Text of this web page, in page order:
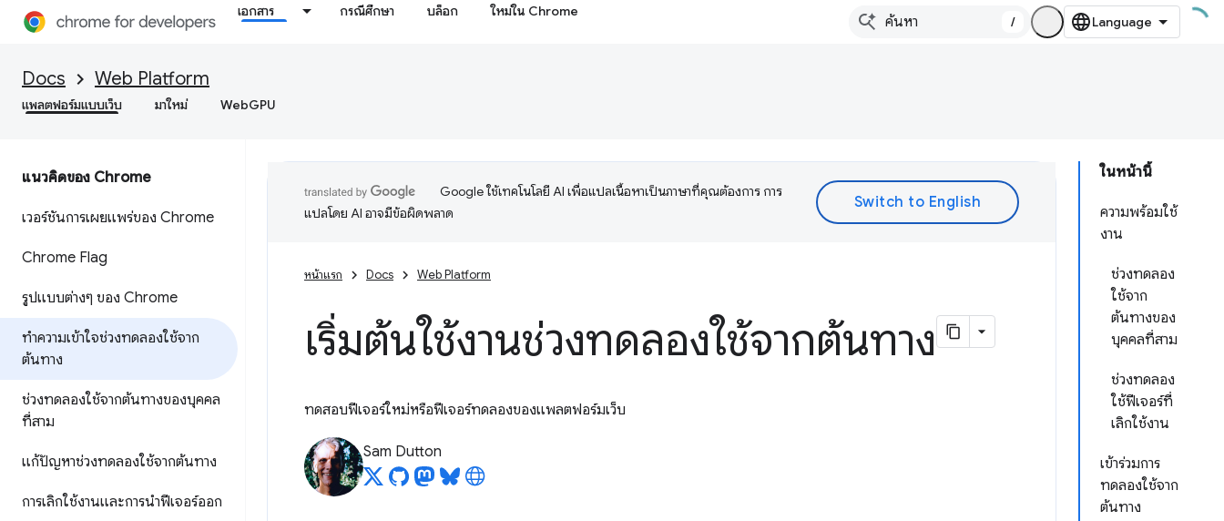
เอกสาร กรณีศึกษา บล็อก ใหม่ใน Chrome
/
Docs Web Platform
แพลตฟอร์มแบบเว็บ มาใหม่ WebGPU
แนวคิดของ Chrome
เวอร์ชันการเผยแพร่ของ Chrome
Chrome Flag
รูปแบบต่างๆ ของ Chrome
ทําความเข้าใจช่วงทดลองใช้จาก
ต้นทาง
ช่วงทดลองใช้จากต้นทางของบุคคล
ที่สาม
แก้ปัญหาช่วงทดลองใช้จากต้นทาง
การเลิกใช้งานและการนำฟีเจอร์ออก
ในหน้านี้
ความพร้อมใช้
งาน
ช่วงทดลอง
ใช้จาก
ต้นทางของ
บุคคลที่สาม
ช่วงทดลอง
ใช้ฟีเจอร์ที่
เลิกใช้งาน
เข้าร่วมการ
ทดลองใช้จาก
ต้นทาง
Google ใช้เทคโนโลยี AI เพื่อแปลเนื้อหาเป็นภาษาที่คุณต้องการ การ
แปลโดย AI อาจมีข้อผิดพลาด
หน้าแรก Docs Web Platform
เริ่มต้นใช้งานช่วงทดลองใช้จากต้นทาง
ทดสอบฟีเจอร์ใหม่หรือฟีเจอร์ทดลองของแพลตฟอร์มเว็บ
Sam Dutton